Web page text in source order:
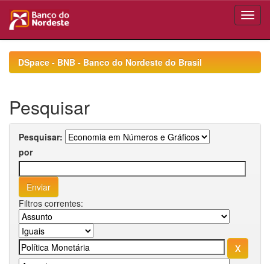
navigationDSpace - BNB - Banco do Nordeste do Brasil
Pesquisar
Pesquisar:
por
Filtros correntes: